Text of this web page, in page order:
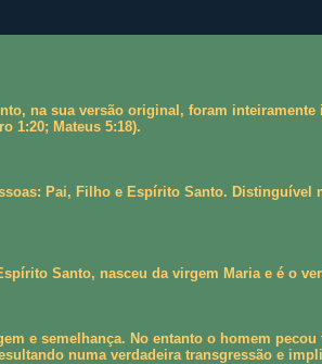
na sua versão original, foram
1:20; Mateus 5:18).
Pai, Filho e Espírito Santo. Distinguível
Santo, nasceu da virgem Maria e é o
e semelhança. No entanto o homem
numa verdadeira transgressão e